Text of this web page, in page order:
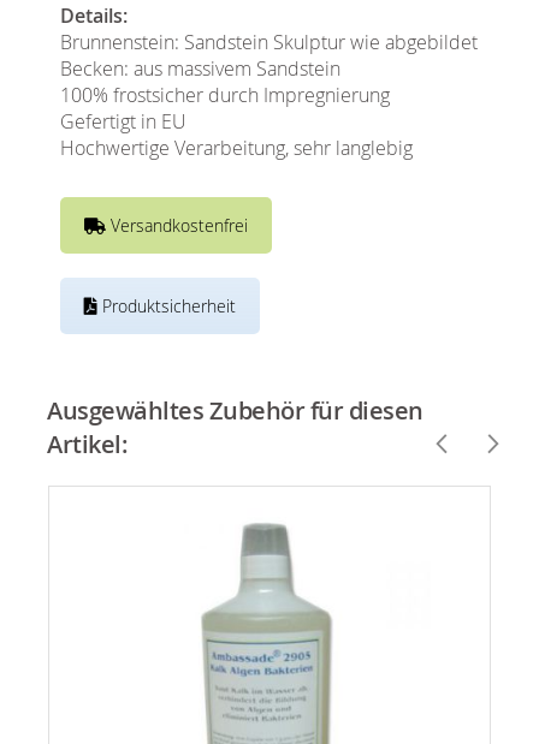
Details:
Brunnenstein: Sandstein Skulptur wie abgebildet
Becken: aus massivem Sandstein
100% frostsicher durch Impregnierung
Gefertigt in EU
Hochwertige Verarbeitung, sehr langlebig
Versandkostenfrei
Produktsicherheit
Ausgewähltes Zubehör für diesen
Artikel: